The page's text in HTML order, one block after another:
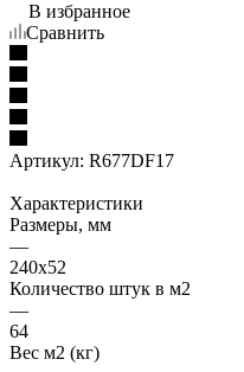
В избранное
Сравнить
Артикул: R677DF17
Характеристики
Размеры, мм
—
240x52
Количество штук в м2
—
64
Вес м2 (кг)